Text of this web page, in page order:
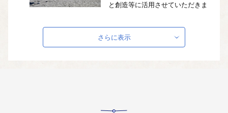
と創造等に活用させていただきま
4.健康で楽しく暮らせるまちづく
さらに表示